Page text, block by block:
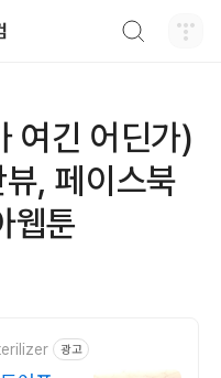
여긴 어딘가)
뷰, 페이스북
웹툰
광고